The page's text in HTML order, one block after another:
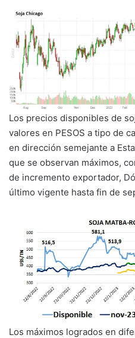
Los precios disponibles de
valores en PESOS a tipo de
en dirección semejante a
que se observan máximos,
de incremento exportador,
último vigente hasta fin de
Los máximos logrados en